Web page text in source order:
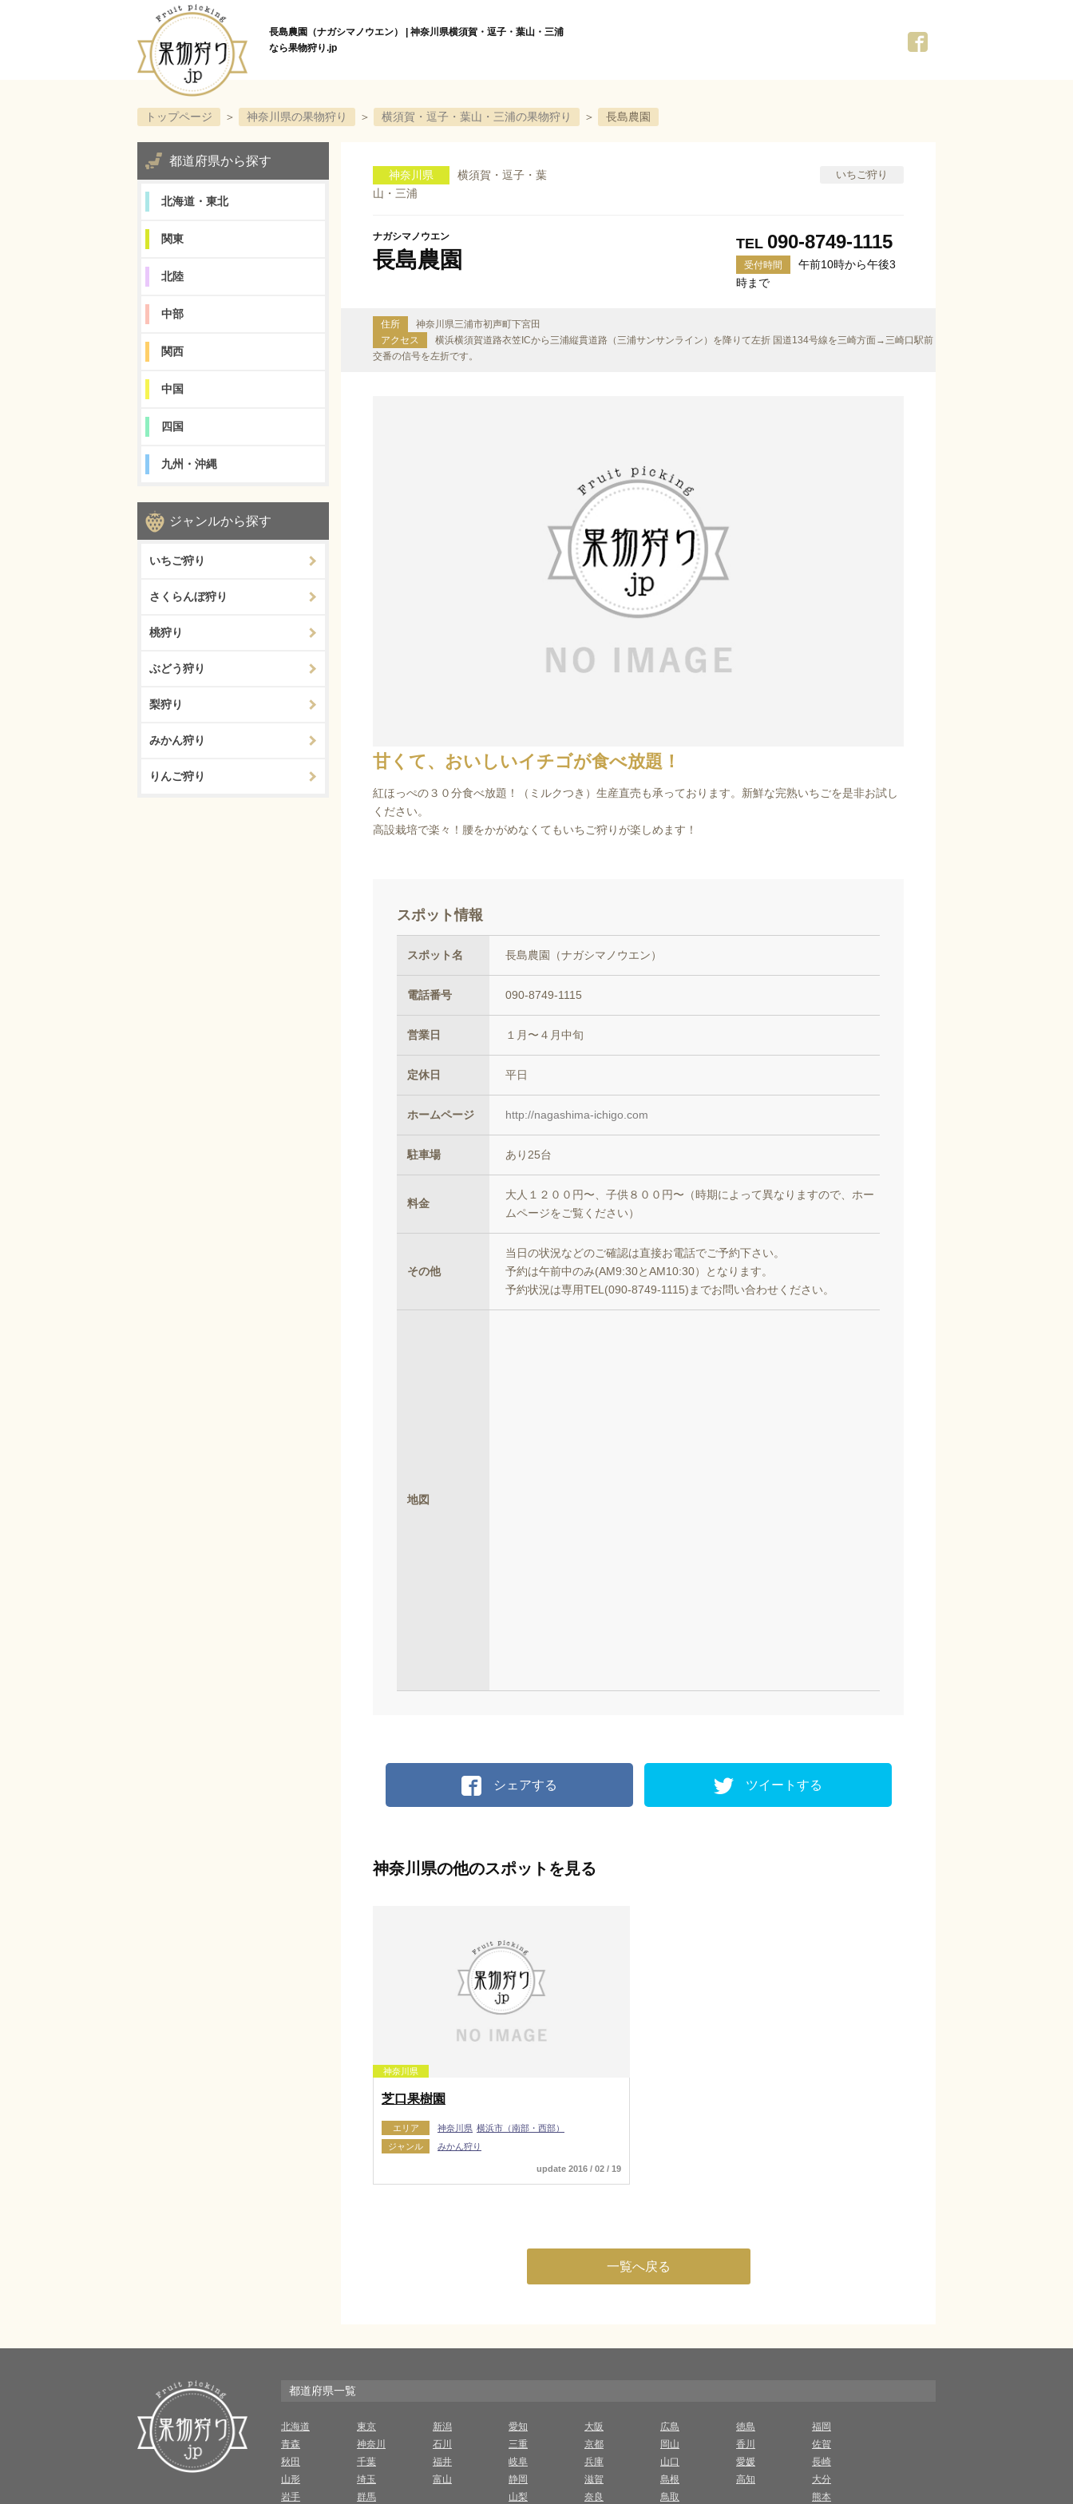
長島農園（ナガシマノウエン） | 神奈川県横須賀・逗子・葉山・三浦
なら果物狩り.jp
トップページ ＞ 神奈川県の果物狩り ＞ 横須賀・逗子・葉山・三浦の果物狩り ＞ 長島農園
神奈川県
横須賀・逗子・葉
山・三浦
いちご狩り
ナガシマノウエン
長島農園
TEL 090-8749-1115
受付時間
午前10時から午後3
時まで
住所
神奈川県三浦市初声町下宮田
アクセス
横浜横須賀道路衣笠ICから三浦縦貫道路（三浦サンサンライン）を降りて左折 国道134号線を三崎方面→三崎口駅前
交番の信号を左折です。
甘くて、おいしいイチゴが食べ放題！
紅ほっぺの３０分食べ放題！（ミルクつき）生産直売も承っております。新鮮な完熟いちごを是非お試し
ください。
高設栽培で楽々！腰をかがめなくてもいちご狩りが楽しめます！
スポット情報
スポット名 長島農園（ナガシマノウエン）
電話番号 090-8749-1115
営業日 １月〜４月中旬
定休日 平日
ホームページ http://nagashima-ichigo.com
駐車場 あり25台
料金
大人１２００円〜、子供８００円〜（時期によって異なりますので、ホー
ムページをご覧ください）
その他
当日の状況などのご確認は直接お電話でご予約下さい。
予約は午前中のみ(AM9:30とAM10:30）となります。
予約状況は専用TEL(090-8749-1115)までお問い合わせください。
地図
シェアする ツイートする
神奈川県の他のスポットを見る
神奈川県
芝口果樹園
エリア 神奈川県 横浜市（南部・西部）
ジャンル
みかん狩り
update 2016 / 02 / 19
一覧へ戻る
都道府県から探す
北海道・東北
関東
北陸
中部
関西
中国
四国
九州・沖縄
ジャンルから探す
いちご狩り
さくらんぼ狩り
桃狩り
ぶどう狩り
梨狩り
みかん狩り
りんご狩り
都道府県一覧
北海道
青森
秋田
山形
岩手
東京
神奈川
千葉
埼玉
群馬
新潟
石川
福井
富山
愛知
三重
岐阜
静岡
山梨
大阪
京都
兵庫
滋賀
奈良
広島
岡山
山口
島根
鳥取
徳島
香川
愛媛
高知
福岡
佐賀
長崎
大分
熊本